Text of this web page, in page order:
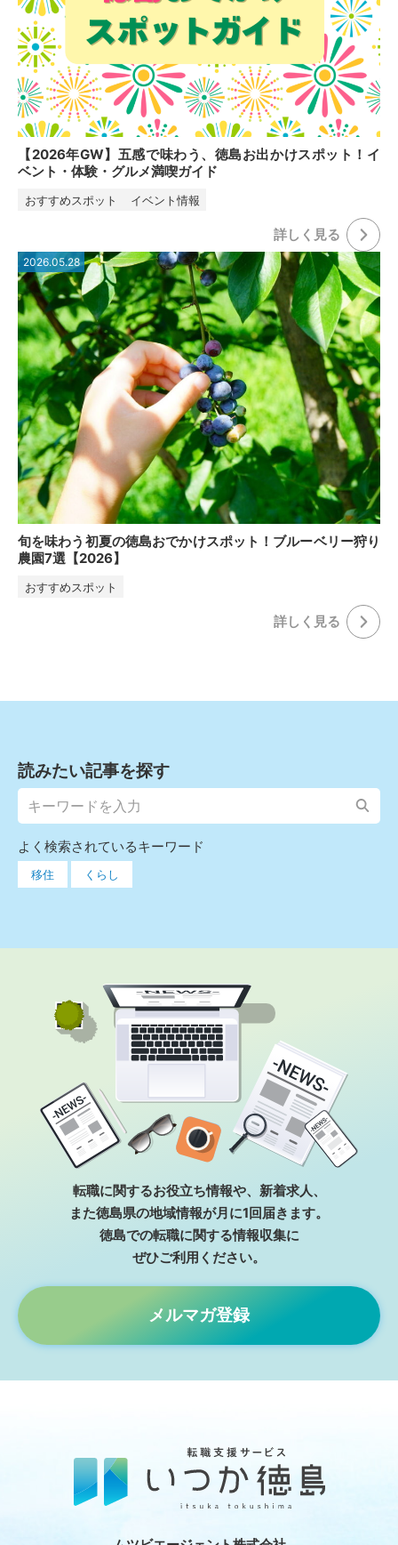
【2026年GW】五感で味わう、徳島お出かけスポット！イ
ベント・体験・グルメ満喫ガイド
おすすめスポット イベント情報
詳しく⾒る
2026.05.28
旬を味わう初夏の徳島おでかけスポット！ブルーベリー狩り
農園7選【2026】
おすすめスポット
詳しく⾒る
読みたい記事を探す
よく検索されているキーワード
移住 くらし
転職に関するお役⽴ち情報や、新着求⼈、
また徳島県の地域情報が⽉に1回届きます。
徳島での転職に関する情報収集に
ぜひご利⽤ください。
メルマガ登録